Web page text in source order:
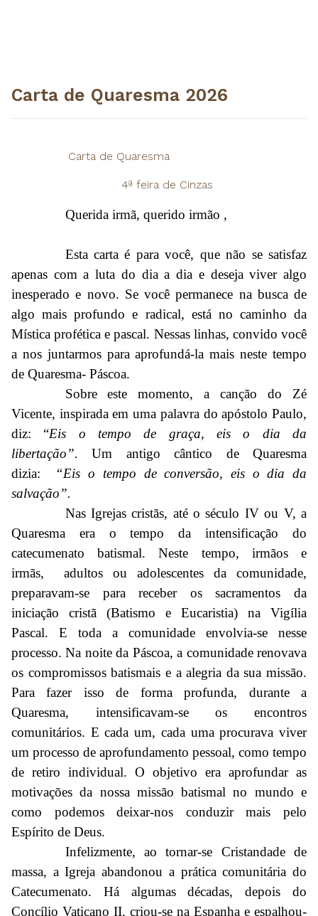
Carta de Quaresma 2026
Carta de Quaresma
4ª feira de Cinzas
Querida irmã, querido irmão ,
Esta carta é para você, que não se satisfaz
apenas com a luta do dia a dia e deseja viver algo
inesperado e novo. Se você permanece na busca de
algo mais profundo e radical, está no caminho da
Mística profética e pascal. Nessas linhas, convido você
a nos juntarmos para aprofundá-la mais neste tempo
de Quaresma- Páscoa.
Sobre este momento, a canção do Zé
Vicente, inspirada em uma palavra do apóstolo Paulo,
diz: “Eis o tempo de graça, eis o dia da
libertação”. Um antigo cântico de Quaresma
dizia: “Eis o tempo de conversão, eis o dia da
salvação”.
Nas Igrejas cristãs, até o século IV ou V, a
Quaresma era o tempo da intensificação do
catecumenato batismal. Neste tempo, irmãos e
irmãs, adultos ou adolescentes da comunidade,
preparavam-se para receber os sacramentos da
iniciação cristã (Batismo e Eucaristia) na Vigília
Pascal. E toda a comunidade envolvia-se nesse
processo. Na noite da Páscoa, a comunidade renovava
os compromissos batismais e a alegria da sua missão.
Para fazer isso de forma profunda, durante a
Quaresma, intensificavam-se os encontros
comunitários. E cada um, cada uma procurava viver
um processo de aprofundamento pessoal, como tempo
de retiro individual. O objetivo era aprofundar as
motivações da nossa missão batismal no mundo e
como podemos deixar-nos conduzir mais pelo
Espírito de Deus.
Infelizmente, ao tornar-se Cristandade de
massa, a Igreja abandonou a prática comunitária do
Catecumenato. Há algumas décadas, depois do
Concílio Vaticano II, criou-se na Espanha e espalhou-